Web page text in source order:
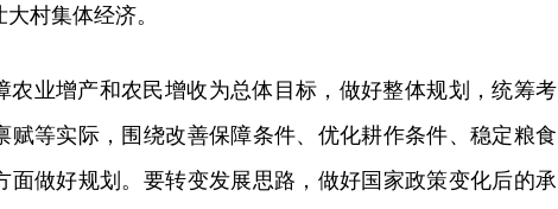
村集体经济。
农业增产和农民增收为总体目标，做好整体规划，统筹考
赋等实际，围绕改善保障条件、优化耕作条件、稳定粮食
面做好规划。要转变发展思路，做好国家政策变化后的承